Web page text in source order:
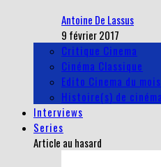
Antoine De Lassus
9 février 2017
Critique Cinema
Cinéma Classique
Edito Cinema du mois
Histoire(s) de cinéma
Interviews
Series
Article au hasard